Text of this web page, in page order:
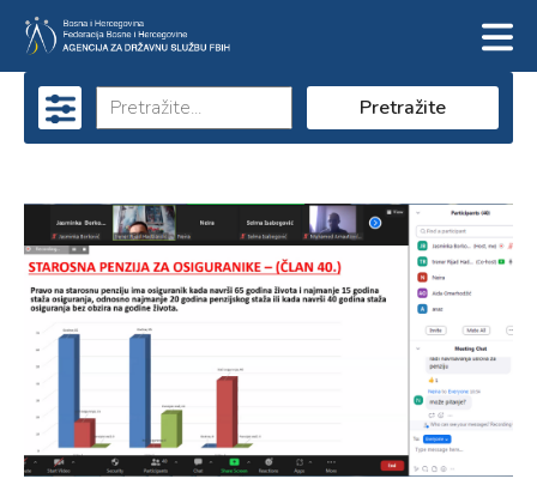
Pretražite